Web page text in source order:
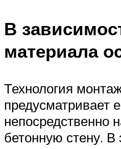
В
материала
Технология
предусматривает
непосредственно
бетонную стену. В